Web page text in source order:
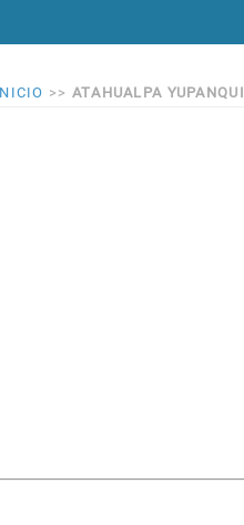
>> ATAHUALPA YUPANQUI